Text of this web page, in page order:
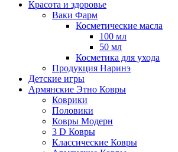
Красота и здоровье
Ваки Фарм
Косметические масла
100 мл
50 мл
Косметика для ухода
Продукция Наринэ
Детские игры
Армянские Этно Ковры
Коврики
Половики
Ковры Модерн
3 D Ковры
Классические Ковры